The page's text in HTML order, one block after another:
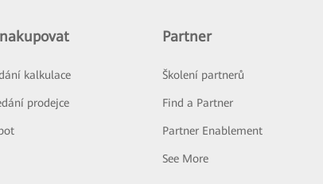
kalkulace
prodejce
Partner
Školení partnerů
Find a Partner
Partner Enablement
See More